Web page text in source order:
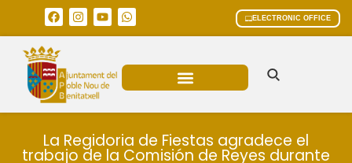
ELECTRONIC OFFICE
La Regidoria de Fiestas agradece el
trabajo de la Comisión de Reyes durante